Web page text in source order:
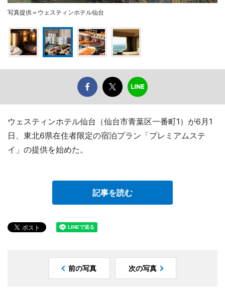
写真提供＝ウェスティンホテル仙台
ウェスティンホテル仙台（仙台市青葉区一番町1）が6月1
日、東北6県在住者限定の宿泊プラン「プレミアムステ
イ」の提供を始めた。
記事を読む
前の写真 次の写真